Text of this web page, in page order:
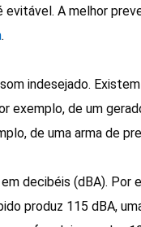
evitável. A melhor
.
indesejado.
exemplo, de um
de uma arma de
decibéis (dBA). Por
produz 115 dBA,